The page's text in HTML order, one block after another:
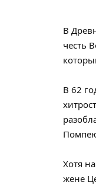
В
честь
В 62
Хотя
жене